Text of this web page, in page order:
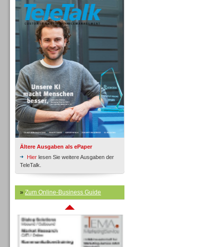
Ältere Ausgaben als ePaper
Hier lesen Sie weitere Ausgaben der
TeleTalk.
» Zum Online-Business Guide
Inbound
Inbound